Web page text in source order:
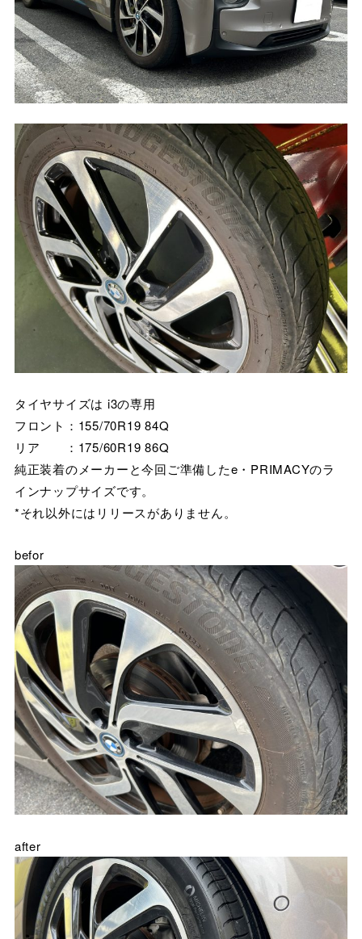
タイヤサイズは i3の専用
フロント：155/70R19 84Q
リア ：175/60R19 86Q
純正装着のメーカーと今回ご準備したe・PRIMACYのラ
インナップサイズです。
*それ以外にはリリースがありません。
befor
after